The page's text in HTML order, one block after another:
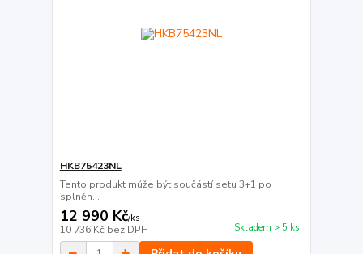
HKB75423NL
Tento produkt může být součástí setu 3+1 po
splněn...
12 990 Kč/ks
10 736 Kč bez DPH Skladem > 5 ks